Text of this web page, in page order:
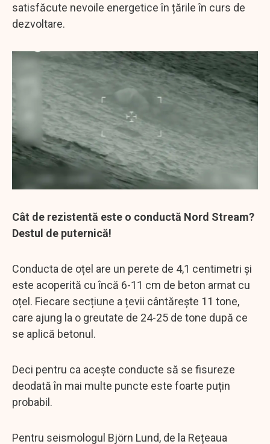
satisfăcute nevoile energetice în țările în curs de
dezvoltare.
Cât de rezistentă este o conductă Nord Stream?
Destul de puternică!
Conducta de oțel are un perete de 4,1 centimetri și
este acoperită cu încă 6-11 cm de beton armat cu
oțel. Fiecare secțiune a țevii cântărește 11 tone,
care ajung la o greutate de 24-25 de tone după ce
se aplică betonul.
Deci pentru ca acește conducte să se fisureze
deodată în mai multe puncte este foarte puțin
probabil.
Pentru seismologul Björn Lund, de la Rețeaua